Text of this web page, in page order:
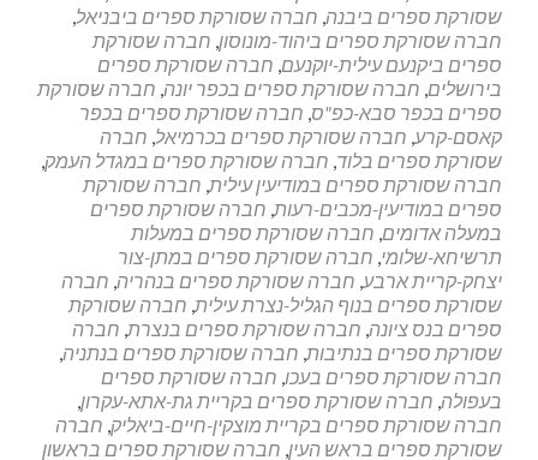
שסורקת ספרים ביבנה, חברה שסורקת ספרים ביבניאל,
חברה שסורקת ספרים ביהוד-מונוסון, חברה שסורקת
ספרים ביקנעם עילית-יוקנעם, חברה שסורקת ספרים
בירושלים, חברה שסורקת ספרים בכפר יונה, חברה שסורקת
ספרים בכפר סבא-כפ"ס, חברה שסורקת ספרים בכפר
קאסם-קרע, חברה שסורקת ספרים בכרמיאל, חברה
שסורקת ספרים בלוד, חברה שסורקת ספרים במגדל העמק,
חברה שסורקת ספרים במודיעין עילית, חברה שסורקת
ספרים במודיעין-מכבים-רעות, חברה שסורקת ספרים
במעלה אדומים, חברה שסורקת ספרים במעלות
תרשיחא-שלומי, חברה שסורקת ספרים במתן-צור
יצחק-קריית ארבע, חברה שסורקת ספרים בנהריה, חברה
שסורקת ספרים בנוף הגליל-נצרת עילית, חברה שסורקת
ספרים בנס ציונה, חברה שסורקת ספרים בנצרת, חברה
שסורקת ספרים בנתיבות, חברה שסורקת ספרים בנתניה,
חברה שסורקת ספרים בעכו, חברה שסורקת ספרים
בעפולה, חברה שסורקת ספרים בקריית גת-אתא-עקרון,
חברה שסורקת ספרים בקריית מוצקין-חיים-ביאליק, חברה
שסורקת ספרים בראש העין, חברה שסורקת ספרים בראשון